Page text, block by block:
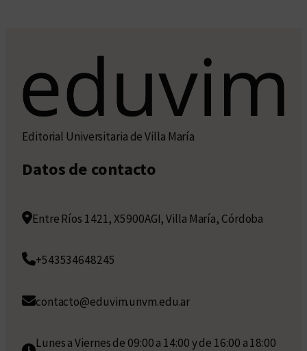
Editorial Universitaria de Villa María
Datos de contacto
Entre Ríos 1421, X5900AGI, Villa María, Córdoba
+543534648245
contacto@eduvim.unvm.edu.ar
Lunes a Viernes de 09:00 a 14:00 y de 16:00 a 18:00